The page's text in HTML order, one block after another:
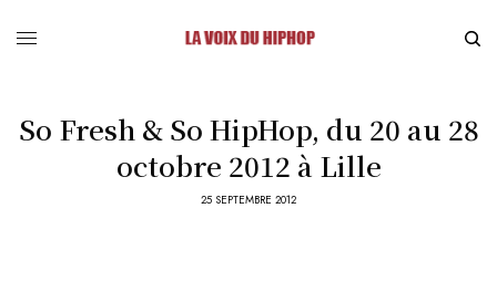
So Fresh & So HipHop, du 20 au 28
octobre 2012 à Lille
25 SEPTEMBRE 2012